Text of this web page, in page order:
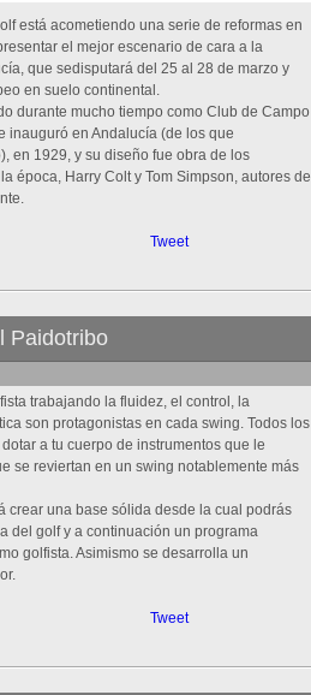
está acometiendo una serie de reformas en
el mejor escenario de cara a la
que sedisputará del 25 al 28 de marzo y
en suelo continental.
durante mucho tiempo como Club de Campo
inauguró en Andalucía (de los que
en 1929, y su diseño fue obra de los
época, Harry Colt y Tom Simpson, autores de
Tweet
Paidotribo
trabajando la fluidez, el control, la
son protagonistas en cada swing. Todos los
a tu cuerpo de instrumentos que le
se reviertan en un swing notablemente más
crear una base sólida desde la cual podrás
del golf y a continuación un programa
golfista. Asimismo se desarrolla un
Tweet